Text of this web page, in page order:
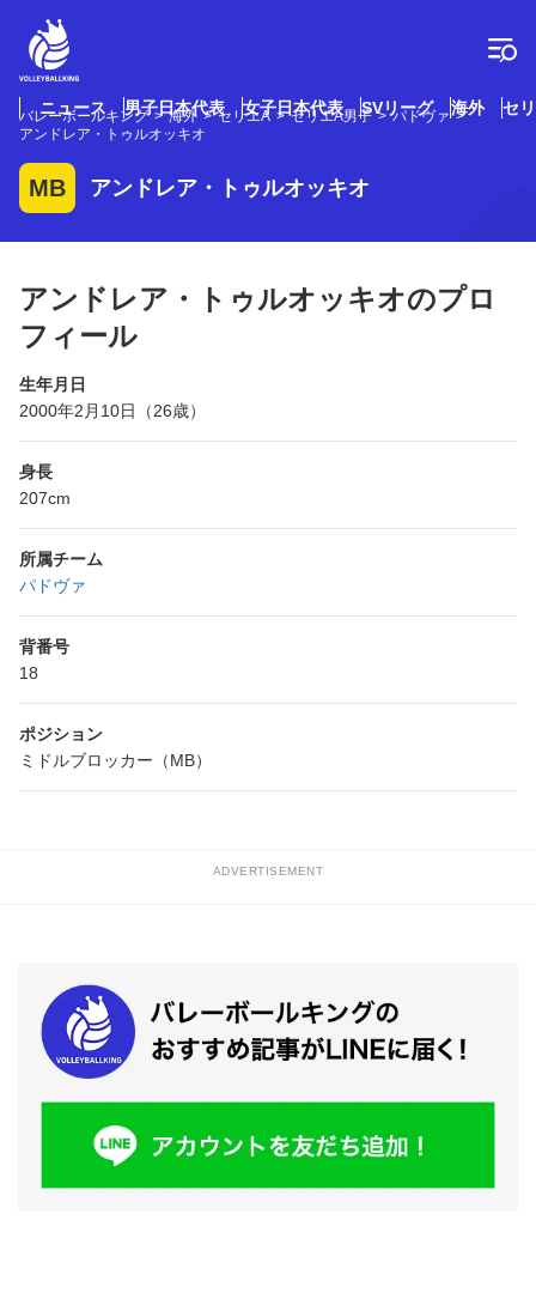
ニュース 男子日本代表 女子日本代表 SVリーグ 海外 セ
バレーボールキング 海外 セリエA セリエA男子
パドヴァ
アンドレア・トゥルオッキオ
MB アンドレア・トゥルオッキオ
アンドレア・トゥルオッキオのプロ
フィール
生年月日
2000年2月10日（26歳）
身長
207cm
所属チーム
パドヴァ
背番号
18
ポジション
ミドルブロッカー（MB）
ADVERTISEMENT